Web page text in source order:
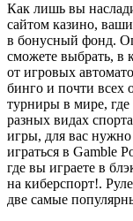
Как лишь вы
сайтом казино,
в бонусный фонд.
сможете выбрать, в
от игровых
бинго и почти всех
турниры в мире, где
разных видах
игры, для вас
играться в Gamble
где вы играете в
на киберспорт!.
две самые